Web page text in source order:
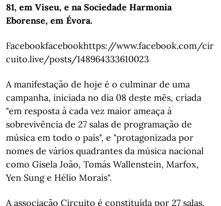
81, em Viseu, e na Sociedade Harmonia
Eborense, em Évora.
Facebookfacebookhttps://www.facebook.com/cir
cuito.live/posts/148964333610023
A manifestação de hoje é o culminar de uma
campanha, iniciada no dia 08 deste mês, criada
"em resposta à cada vez maior ameaça à
sobrevivência de 27 salas de programação de
música em todo o país", e "protagonizada por
nomes de vários quadrantes da música nacional
como Gisela João, Tomás Wallenstein, Marfox,
Yen Sung e Hélio Morais".
A associação Circuito é constituída por 27 salas,